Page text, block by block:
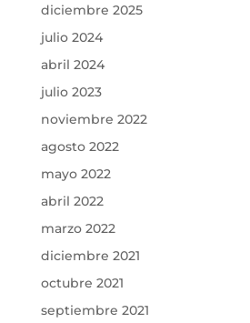
diciembre 2025
julio 2024
abril 2024
julio 2023
noviembre 2022
agosto 2022
mayo 2022
abril 2022
marzo 2022
diciembre 2021
octubre 2021
septiembre 2021